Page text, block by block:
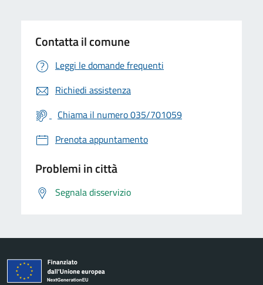
Contatta il comune
Leggi le domande frequenti
Richiedi assistenza
Chiama il numero 035/701059
Prenota appuntamento
Problemi in città
Segnala disservizio